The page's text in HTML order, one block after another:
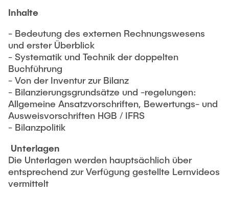
Inhalte
- Bedeutung des externen Rechnungswesens
und erster Überblick
- Systematik und Technik der doppelten
Buchführung
- Von der Inventur zur Bilanz
- Bilanzierungsgrundsätze und -regelungen:
Allgemeine Ansatzvorschriften, Bewertungs- und
Ausweisvorschriften HGB / IFRS
- Bilanzpolitik
Unterlagen
Die Unterlagen werden hauptsächlich über
entsprechend zur Verfügung gestellte Lernvideos
vermittelt